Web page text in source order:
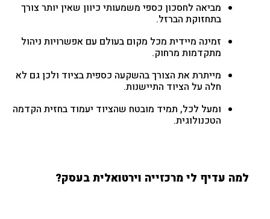
מביאה לחסכון כספי משמעותי כיוון שאין יותר צורך
בתחזוקת הברזל.
זמינה מיידית מכל מקום בעולם עם אפשרויות ניהול
מתקדמות מרחוק.
מייתרת את הצורך בהשקעה כספית בציוד ולכן גם לא
חלה על הציוד התיישנות.
ומעל לכל, תמיד מובטח שהציוד יעמוד בחזית הקדמה
הטכנולוגית.
למה עדיף לי מרכזייה וירטואלית בעסק?